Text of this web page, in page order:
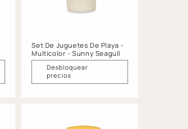
Set De Juguetes De Playa -
Multicolor - Sunny Seagull
Desbloquear
precios